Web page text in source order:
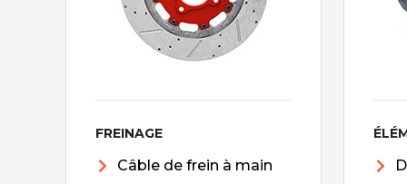
FREINAGE
Câble de frein à main